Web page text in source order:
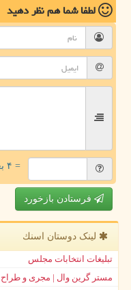
لطفا شما همنظر دهید
= ۴ بعلاوه ۲
فرستادن بازخورد
لینک دوستان اسنك
تبلیغات انتخابات مجلس
مستر گرین وال | مجری و طراح